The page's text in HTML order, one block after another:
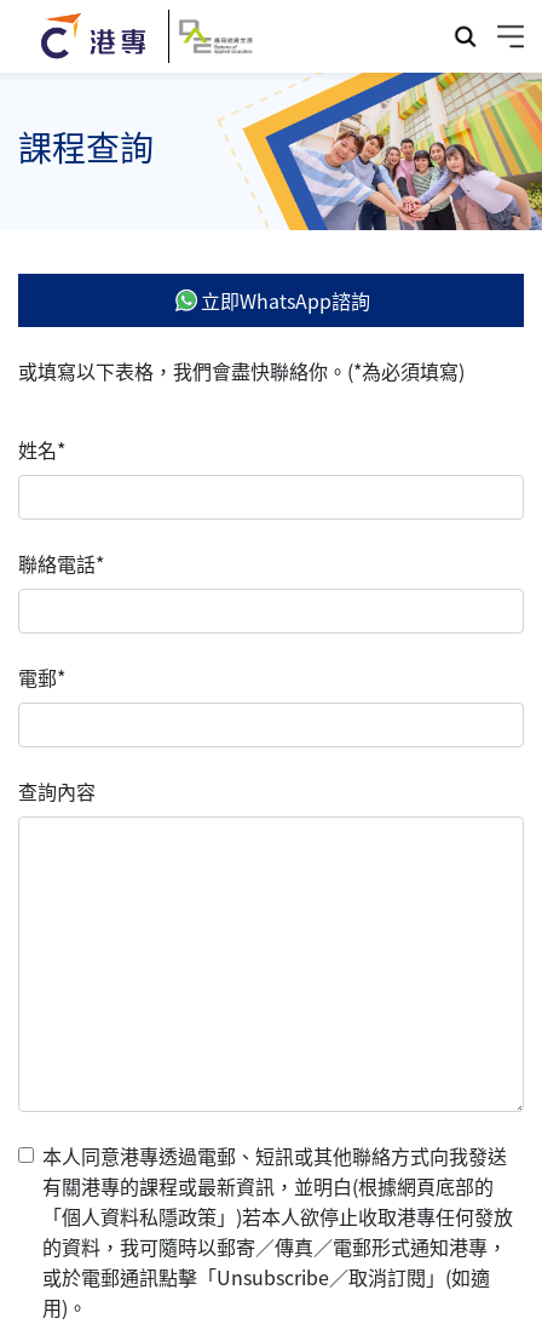
課程查詢
立即WhatsApp諮詢
或填寫以下表格，我們會盡快聯絡你。(*為必須填寫)
姓名*
聯絡電話*
電郵*
查詢內容
本人同意港專透過電郵、短訊或其他聯絡方式向我發送
有關港專的課程或最新資訊，並明白(根據網頁底部的
「個人資料私隱政策」)若本人欲停止收取港專任何發放
的資料，我可隨時以郵寄／傳真／電郵形式通知港專，
或於電郵通訊點擊「Unsubscribe／取消訂閱」(如適
用)。